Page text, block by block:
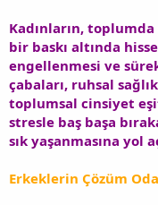
Kadınların,
bir baskı altında
engellenmesi ve
çabaları, ruhsal
toplumsal cinsiyet
stresle baş başa
sık yaşanmasına yol
Erkeklerin Çözüm